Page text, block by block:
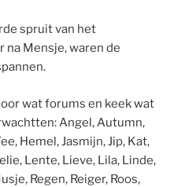
spruit van het
na Mensje, waren de
wat forums en keek wat
Angel, Autumn,
Hemel, Jasmijn, Jip, Kat,
Lente, Lieve, Lila, Linde,
Regen, Reiger, Roos,